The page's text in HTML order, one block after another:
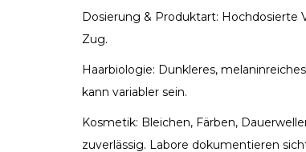
Dosierung & Produktart: Hochdosierte
Zug.
Haarbiologie: Dunkleres,
kann variabler sein.
Kosmetik: Bleichen, Färben,
zuverlässig. Labore dokumentieren